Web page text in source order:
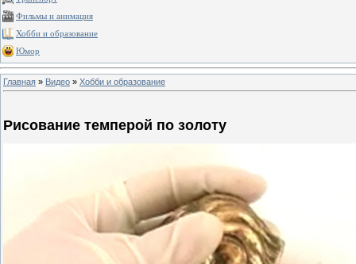
Фильмы и анимация
Хобби и образование
Юмор
Главная » Видео » Хобби и образование
Рисование темперой по золоту